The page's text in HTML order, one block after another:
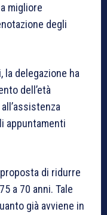
migliore
degli
delegazione ha
dell’età
appuntamenti
di ridurre
a 70 anni. Tale
già avviene in